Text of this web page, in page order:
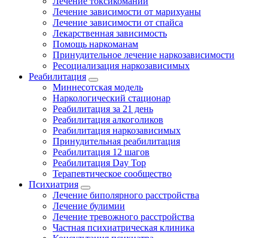
Лечение зависимости от марихуаны
Лечение зависимости от спайса
Лекарственная зависимость
Помощь наркоманам
Принудительное лечение наркозависимости
Ресоциализация наркозависимых
Реабилитация
Миннесотская модель
Наркологический стационар
Реабилитация за 21 день
Реабилитация алкоголиков
Реабилитация наркозависимых
Принудительная реабилитация
Реабилитация 12 шагов
Реабилитация Day Top
Терапевтическое сообщество
Психиатрия
Лечение биполярного расстройства
Лечение булимии
Лечение тревожного расстройства
Частная психиатрическая клиника